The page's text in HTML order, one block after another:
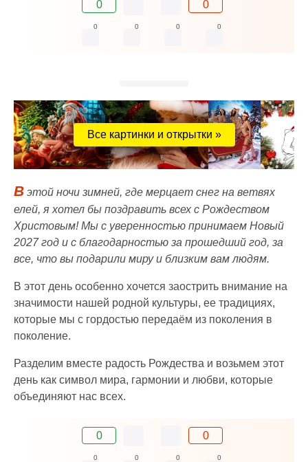
0 0
0 0 0 0
Все картинки и открытки »
В этой ночи зимней, где мерцает снег на ветвях
елей, я хотел бы поздравить всех с Рождеством
Христовым! Мы с уверенностью принимаем Новый
2027 год и с благодарностью за прошедший год, за
все, что вы подарили миру и близким вам людям.
В этот день особенно хочется заострить внимание на
значимости нашей родной культуры, ее традициях,
которые мы с гордостью передаём из поколения в
поколение.
Разделим вместе радость Рождества и возьмем этот
день как символ мира, гармонии и любви, которые
объединяют нас всех.
0 0
0 0 0 0